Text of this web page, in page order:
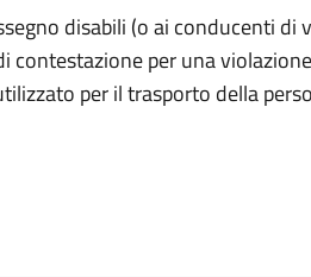
disabili (o ai conducenti di
contestazione per una
per il trasporto della